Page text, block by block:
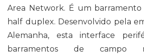
Area Network. É um barramento
half duplex. Desenvolvido pela
Alemanha, esta interface
barramentos de campo